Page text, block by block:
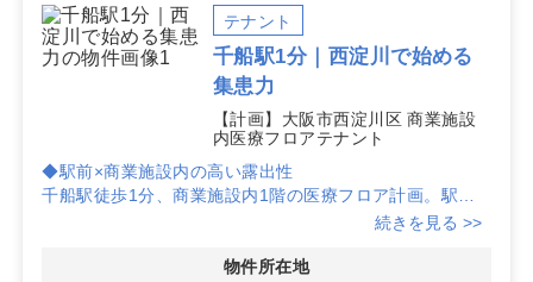
テナント
千船駅1分｜西淀川で始める
集患力
【計画】大阪市西淀川区 商業施設
内医療フロアテナント
◆駅前×商業施設内の高い露出性
千船駅徒歩1分、商業施設内1階の医療フロア計画。駅改
札からの来館動線と地域の生活動線が重なりやすく、初期
◆用途に合わせて選べる1階区画
続きを見る >>
物件所在地